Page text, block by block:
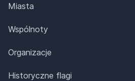
Miasta
Wspólnoty
Organizacje
Historyczne flagi